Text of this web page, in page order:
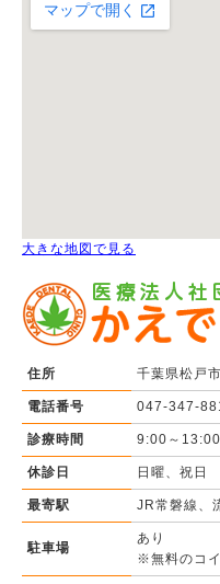
大きな地図で見る
住所 千葉県松戸
電話番号 047-347-
診療時間 9:00～
休診日 日曜、祝日
最寄駅 JR常磐線、
駐車場
あり
※無料のコ